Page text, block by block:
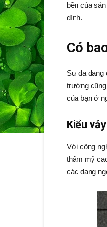
bền của
dính.
Có
Sự đa dạng
trường cũng
của bạn ở
Kiểu
Với công
thẩm mỹ
các dạng